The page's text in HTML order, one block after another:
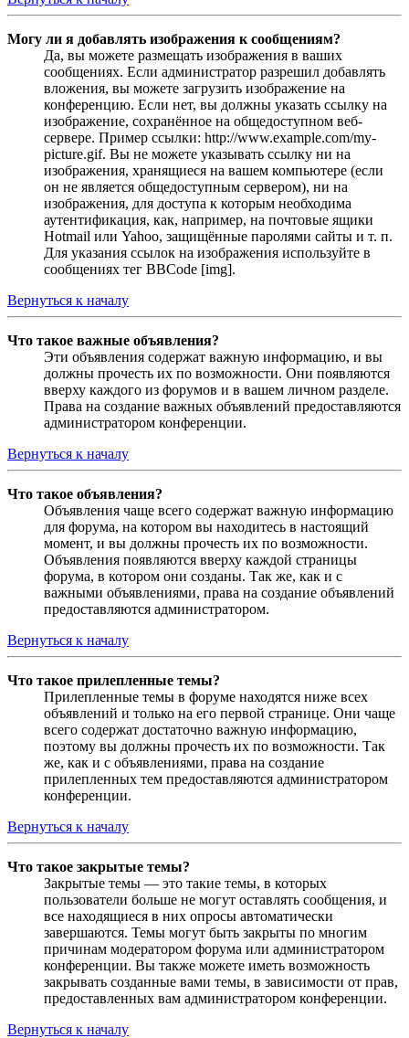
Могу ли я добавлять изображения к сообщениям?
Да, вы можете размещать изображения в ваших
сообщениях. Если администратор разрешил добавлять
вложения, вы можете загрузить изображение на
конференцию. Если нет, вы должны указать ссылку на
изображение, сохранённое на общедоступном веб-
сервере. Пример ссылки: http://www.example.com/my-
picture.gif. Вы не можете указывать ссылку ни на
изображения, хранящиеся на вашем компьютере (если
он не является общедоступным сервером), ни на
изображения, для доступа к которым необходима
аутентификация, как, например, на почтовые ящики
Hotmail или Yahoo, защищённые паролями сайты и т. п.
Для указания ссылок на изображения используйте в
сообщениях тег BBCode [img].
Вернуться к началу
Что такое важные объявления?
Эти объявления содержат важную информацию, и вы
должны прочесть их по возможности. Они появляются
вверху каждого из форумов и в вашем личном разделе.
Права на создание важных объявлений предоставляются
администратором конференции.
Вернуться к началу
Что такое объявления?
Объявления чаще всего содержат важную информацию
для форума, на котором вы находитесь в настоящий
момент, и вы должны прочесть их по возможности.
Объявления появляются вверху каждой страницы
форума, в котором они созданы. Так же, как и с
важными объявлениями, права на создание объявлений
предоставляются администратором.
Вернуться к началу
Что такое прилепленные темы?
Прилепленные темы в форуме находятся ниже всех
объявлений и только на его первой странице. Они чаще
всего содержат достаточно важную информацию,
поэтому вы должны прочесть их по возможности. Так
же, как и с объявлениями, права на создание
прилепленных тем предоставляются администратором
конференции.
Вернуться к началу
Что такое закрытые темы?
Закрытые темы — это такие темы, в которых
пользователи больше не могут оставлять сообщения, и
все находящиеся в них опросы автоматически
завершаются. Темы могут быть закрыты по многим
причинам модератором форума или администратором
конференции. Вы также можете иметь возможность
закрывать созданные вами темы, в зависимости от прав,
предоставленных вам администратором конференции.
Вернуться к началу